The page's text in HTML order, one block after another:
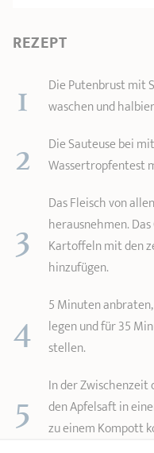
REZEPT
1
Die Putenbrust mit
waschen und
2
Die Sauteuse bei
Wassertropfentest
3
Das Fleisch von
herausnehmen.
Kartoffeln mit den
hinzufügen.
4
5 Minuten
legen und für 35
stellen.
5
In der Zwischenzeit
den Apfelsaft in
zu einem Kompott